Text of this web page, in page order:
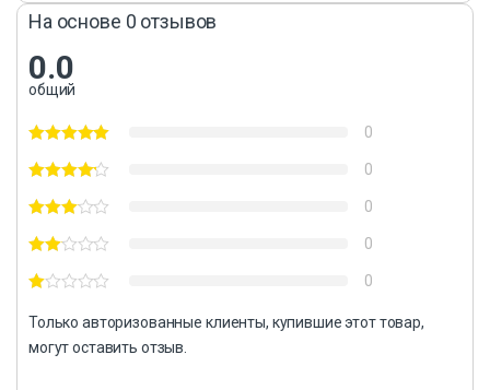
На основе 0 отзывов
0.0
общий
0
0
0
0
0
Только авторизованные клиенты, купившие этот товар,
могут оставить отзыв.